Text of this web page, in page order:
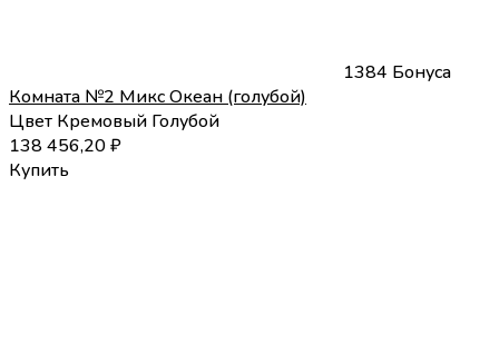
1384 Бонуса
Комната №2 Микс Океан (голубой)
Цвет Кремовый Голубой
138 456,20₽
Купить